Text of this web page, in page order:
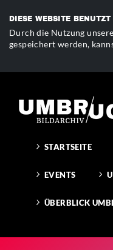
DIESE WEBSITE
Durch die Nutzung
gespeichert werden,
STARTSEITE
EVENTS
ÜBERBLICK